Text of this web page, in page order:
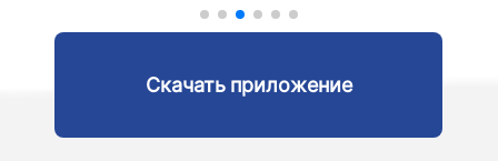
Скачать приложение